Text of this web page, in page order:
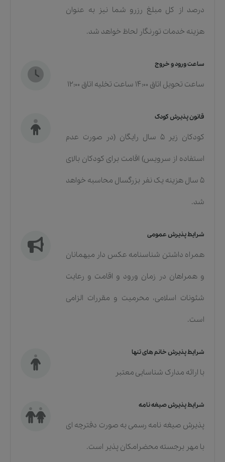
درصد از کل مبلغ رزرو شما نیز به عنوان
هزینه خدمات تورنگار لحاظ خواهد شد.
ساعت ورود و خروج
ساعت تحویل اتاق 14:00 ساعت تخلیه اتاق 12:00
قانون پذیرش کودک
کودکان زیر 5 سال رایگان (در صورت عدم
استفاده از سرویس) اقامت برای کودکان بالای
5 سال هزینه یک نفر بزرگسال محاسبه خواهد
شد.
شرایط پذیرش عمومی
همراه داشتن شناسنامه عکس دار میهمانان
و همراهان در زمان ورود و اقامت و رعایت
شئونات اسلامی، محرمیت و مقررات الزامی
است.
شرایط پذیرش خانم های تنها
با ارائه مدارک شناسایی معتبر
شرایط پذیرش صیغه نامه
پذیرش صیغه نامه رسمی به صورت دفترچه ای
با مهر برجسته محضرامکان پذیر است.